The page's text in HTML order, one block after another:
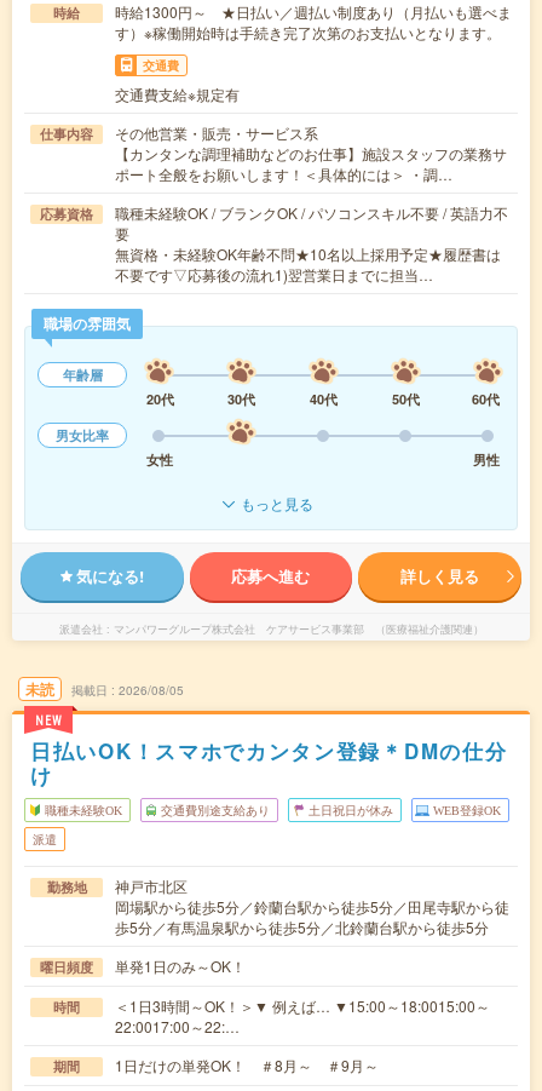
時給
時給1300円～ ★日払い／週払い制度あり（月払いも選べま
す）※稼働開始時は手続き完了次第のお支払いとなります。
交通費
交通費支給※規定有
仕事内容
その他営業・販売・サービス系
【カンタンな調理補助などのお仕事】施設スタッフの業務サ
ポート全般をお願いします！＜具体的には＞ ・調…
応募資格
職種未経験OK / ブランクOK / パソコンスキル不要 / 英語力不
要
無資格・未経験OK年齢不問★10名以上採用予定★履歴書は
不要です▽応募後の流れ1)翌営業日までに担当…
職場の雰囲気
年齢層
20代
30代 40代 50代
60代
男女比率
女性
男性
もっと見る
気になる! 応募へ進む 詳しく見る
派遣会社 マンパワーグループ株式会社 ケアサービス事業部 （医療福祉介護関連）
未読
NEW
掲載日 2026/08/05
日払いOK！スマホでカンタン登録＊DMの仕分
け
職種未経験OK 交通費別途支給あり 土日祝日が休み WEB登録OK
派遣
勤務地
神戸市北区
岡場駅から徒歩5分／鈴蘭台駅から徒歩5分／田尾寺駅から徒
歩5分／有馬温泉駅から徒歩5分／北鈴蘭台駅から徒歩5分
曜日頻度 単発1日のみ～OK！
時間
＜1日3時間～OK！＞▼ 例えば… ▼15:00～18:0015:00～
22:0017:00～22:…
期間 1日だけの単発OK！ ＃8月～ ＃9月～